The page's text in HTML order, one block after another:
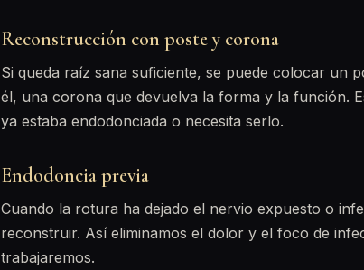
Reconstrucción con poste y corona
Si queda raíz sana suficiente, se puede colocar un
él, una corona que devuelva la forma y la función.
ya estaba endodonciada o necesita serlo.
Endodoncia previa
Cuando la rotura ha dejado el nervio expuesto o
reconstruir. Así eliminamos el dolor y el foco de
trabajaremos.